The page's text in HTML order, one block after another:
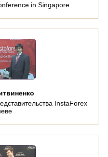
in Singapore
InstaForex